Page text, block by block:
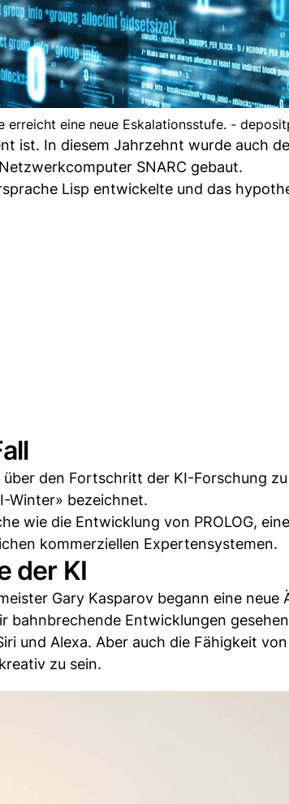
erreicht eine neue Eskalationsstufe. -
ist. In diesem Jahrzehnt wurde auch
SNARC gebaut.
Lisp entwickelte und das
den Fortschritt der KI-Forschung
Winter» bezeichnet.
wie die Entwicklung von PROLOG,
kommerziellen Expertensystemen.
der KI
Gary Kasparov begann eine neue
bahnbrechende Entwicklungen
und Alexa. Aber auch die Fähigkeit
zu sein.